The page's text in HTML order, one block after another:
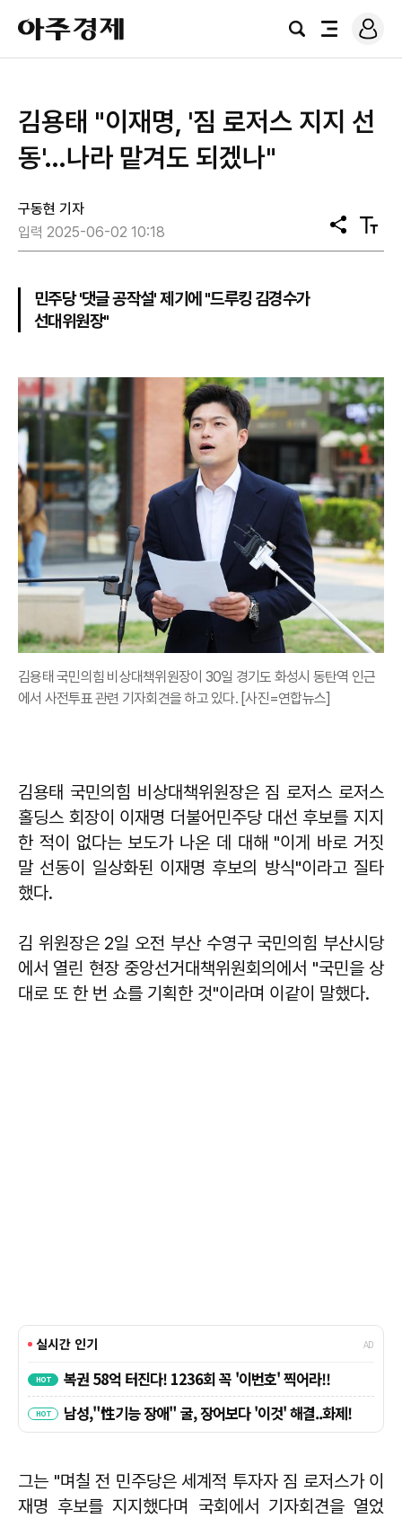
아
주
경
검
전
로
그
김용태 "이재명, '짐 로저스 지지 선
동'…나라 맡겨도 되겠나"
구동현 기자
입력 2025-06-02 10:18
공
유
텍
스
민주당 '댓글 공작설' 제기에 "드루킹 김경수가
선대위원장"
김용태 국민의힘 비상대책위원장이 30일 경기도 화성시 동탄역 인근
에서 사전투표 관련 기자회견을 하고 있다. [사진=연합뉴스]
김용태 국민의힘 비상대책위원장은 짐 로저스 로저스
홀딩스 회장이 이재명 더불어민주당 대선 후보를 지지
한 적이 없다는 보도가 나온 데 대해 "이게 바로 거짓
말 선동이 일상화된 이재명 후보의 방식"이라고 질타
했다.
김 위원장은 2일 오전 부산 수영구 국민의힘 부산시당
에서 열린 현장 중앙선거대책위원회의에서 "국민을 상
대로 또 한 번 쇼를 기획한 것"이라며 이같이 말했다.
그는 "며칠 전 민주당은 세계적 투자자 짐 로저스가 이
재명 후보를 지지했다며 국회에서 기자회견을 열었